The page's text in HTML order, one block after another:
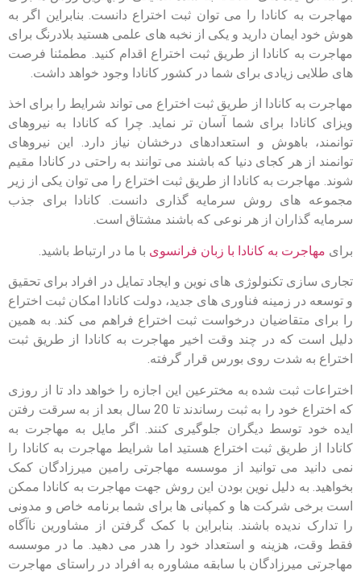
مهاجرت به کانادا را می توان ثبت اختراع دانست. بنابراین اگر به
هوش خود ایمان دارید و یکی از نخبه های علمی هستید بلادرنگ برای
مهاجرت به کانادا از طریق ثبت اختراع اقدام کنید. مطمئنا فرصت
های طلایی زیادی برای شما در کشور کانادا وجود خواهد داشت.
مهاجرت به کانادا از طریق ثبت اختراع می تواند شرایط را برای اخذ
ویزای کانادا برای شما آسان تر نماید. چرا که کانادا به نیروهای
توانمند، باهوش و استعدادهای درخشان نیاز دارد. این نیروهای
توانمند از هر کجای دنیا که باشند می توانند به راحتی در کانادا مقیم
شوند. مهاجرت به کانادا از طریق ثبت اختراع را می توان یکی از زیر
مجموعه های روش سرمایه گذاری دانست. کانادا برای جذب
سرمایه گذاران از هر نوعی که باشند مشتاق است.
برای مهاجرت به کانادا با زبان فرانسوی با ما در ارتباط باشید.
تجاری سازی تکنولوژی های نوین و ایجاد تمایل در افراد برای تحقیق
و توسعه در زمینه فناوری های جدید، دولت کانادا امکان ثبت اختراع
را برای متقاضیان درخواست ثبت اختراع فراهم می کند. به همین
دلیل است که در چند وقت اخیر مهاجرت به کانادا از طریق ثبت
اختراع به شدت روی بورس قرار گرفته.
اختراعات ثبت شده به مخترعین این اجازه را خواهد داد تا از روزی
که اختراع خود را به ثبت رساندند تا 20 سال بعد از به سرقت رفتن
ایده خود توسط دیگران جلوگیری کنند. اگر مایل به مهاجرت به
کانادا از طریق ثبت اختراع هستید اما شرایط مهاجرت به کانادا را
نمی دانید می توانید از موسسه مهاجرتی رامین میرزادگان کمک
بخواهید. به دلیل نوین بودن این روش جهت مهاجرت به کانادا ممکن
است برخی شرکت ها و کمپانی ها برای شما برنامه خاص و مدونی
را تدارک ندیده باشند. بنابراین با کمک گرفتن از مشاورین ناآگاه
فقط وقت، هزینه و استعداد خود را هدر می دهید. ما در موسسه
مهاجرتی میرزادگان با سابقه مشاوره به افراد در راستای مهاجرت